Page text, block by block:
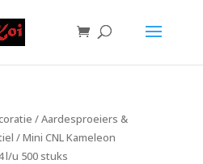
/Aardesproeiers &
/ Mini CNL Kameleon
l/u 500 stuks